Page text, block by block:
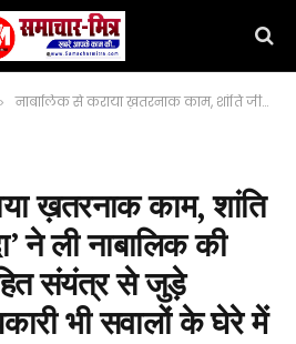
नाबालिक से कराया ख़तरनाक काम, शांति जीडी प्लांट ‘महुदा’ ने ली नाबालिक की जान, प्रबंधन सहित संयंत्र से जुड़े प्रशासनिक अधिकारी भी सवालों के घेरे में !
ख़तरनाक काम, शांति
ने ली नाबालिक की
संयंत्र से जुड़े
भी सवालों के घेरे में